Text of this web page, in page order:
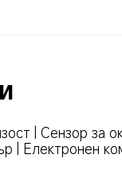
| Сензор за
| Електронен